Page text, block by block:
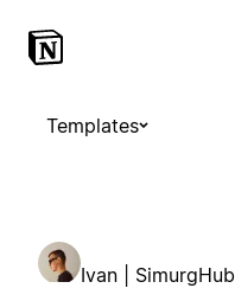
Templates
Ivan | SimurgHub